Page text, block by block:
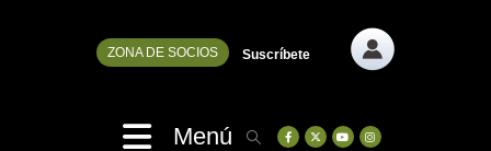
ZONA DE SOCIOS Suscríbete
Menú